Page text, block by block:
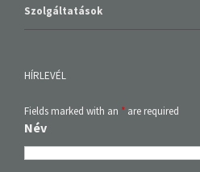
Szolgáltatások
HÍRLEVÉL
Fields marked with an * are required
Név